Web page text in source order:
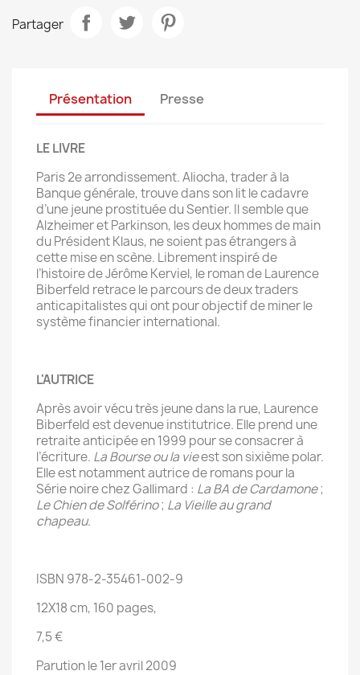
Partager
Présentation Presse
LE LIVRE
Paris 2e arrondissement. Aliocha, trader à la
Banque générale, trouve dans son lit le cadavre
d’une jeune prostituée du Sentier. Il semble que
Alzheimer et Parkinson, les deux hommes de main
du Président Klaus, ne soient pas étrangers à
cette mise en scène. Librement inspiré de
l’histoire de Jérôme Kerviel, le roman de Laurence
Biberfeld retrace le parcours de deux traders
anticapitalistes qui ont pour objectif de miner le
système financier international.
L'AUTRICE
Après avoir vécu très jeune dans la rue, Laurence
Biberfeld est devenue institutrice. Elle prend une
retraite anticipée en 1999 pour se consacrer à
l’écriture. La Bourse ou la vieest son sixième polar.
Elle est notamment autrice de romans pour la
Série noire chez Gallimard : La BA de Cardamone;
Le Chien de Solférino; La Vieille au grand
chapeau.
ISBN 978-2-35461-002-9
12X18 cm, 160 pages,
7,5 €
Parution le 1er avril 2009